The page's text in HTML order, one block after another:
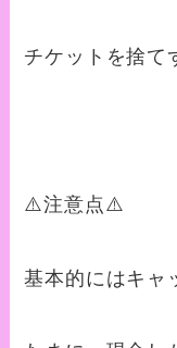
チケットを捨て
⚠️注意点⚠️
基本的にはキャ